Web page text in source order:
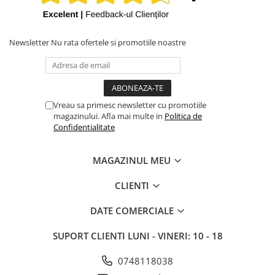
iPhone X
iPhone 8
iPhone 7 Plus
iPhone SE 2020 2nd
iPhone 6s Plus
Display iPhone
Newsletter Nu rata ofertele si promotiile noastre
Vreau sa primesc newsletter cu promotiile
magazinului. Afla mai multe in Politica de
Confidentialitate
MAGAZINUL MEU
CLIENTI
DATE COMERCIALE
SUPORT CLIENTI LUNI - VINERI: 10 - 18
0748118038